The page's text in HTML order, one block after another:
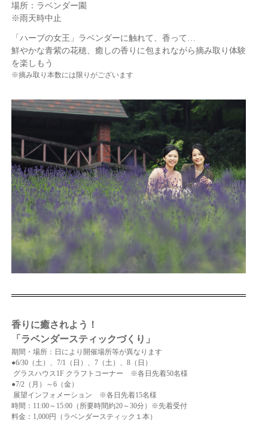
場所：ラベンダー園
※雨天時中止
「ハーブの女王」ラベンダーに触れて、香って…
鮮やかな青紫の花穂、癒しの香りに包まれながら摘み取り体験
を楽しもう
※摘み取り本数には限りがございます
香りに癒されよう！
「ラベンダースティックづくり」
期間・場所：日により開催場所等が異なります
●6/30（土）、7/1（日）、7（土）、8（日）
グラスハウス1F クラフトコーナー ※各日先着50名様
●7/2（月）～6（金）
展望インフォメーション ※各日先着15名様
時間：11:00～15:00（所要時間約20～30分）※先着受付
料金：1,000円（ラベンダースティック１本）